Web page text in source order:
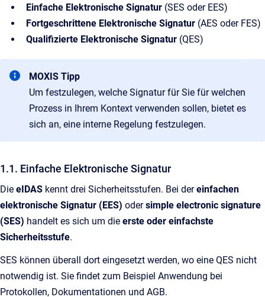
Einfache Elektronische Signatur (SES oder EES)
Fortgeschrittene Elektronische Signatur (AES oder FES)
Qualifizierte Elektronische Signatur (QES)
MOXIS Tipp
Um festzulegen, welche Signatur für Sie für welchen
Prozess in Ihrem Kontext verwenden sollen, bietet es
sich an, eine interne Regelung festzulegen.
1.1. Einfache Elektronische Signatur
Die eIDAS kennt drei Sicherheitsstufen. Bei dereinfachen
elektronische Signatur (EES) odersimple electronic signature
(SES) handelt es sich um die erste oder einfachste
Sicherheitsstufe.
SES können überall dort eingesetzt werden, wo eine QES nicht
notwendig ist. Sie findet zum Beispiel Anwendung bei
Protokollen, Dokumentationen und AGB.